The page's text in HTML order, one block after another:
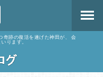
奇跡の復活を遂げた神田が、 会
ります。